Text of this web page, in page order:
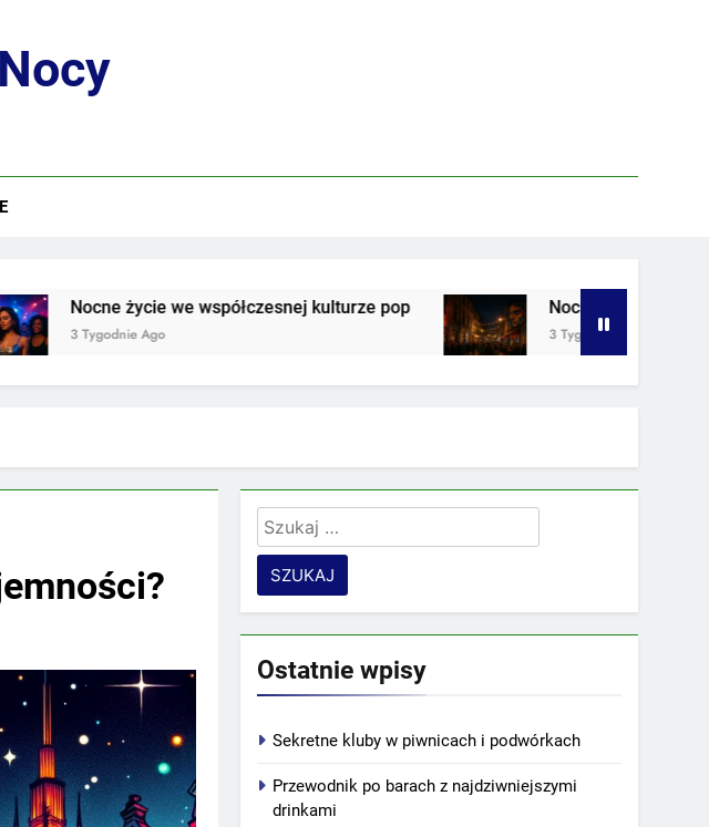
życie we współczesnej kulturze pop
Ago
Nocne życie w strefie artystycznej
3 Tygodnie Ago
Szukaj:
Ostatnie wpisy
Sekretne kluby w piwnicach i podwórkach
Przewodnik po barach z najdziwniejszymi
drinkami